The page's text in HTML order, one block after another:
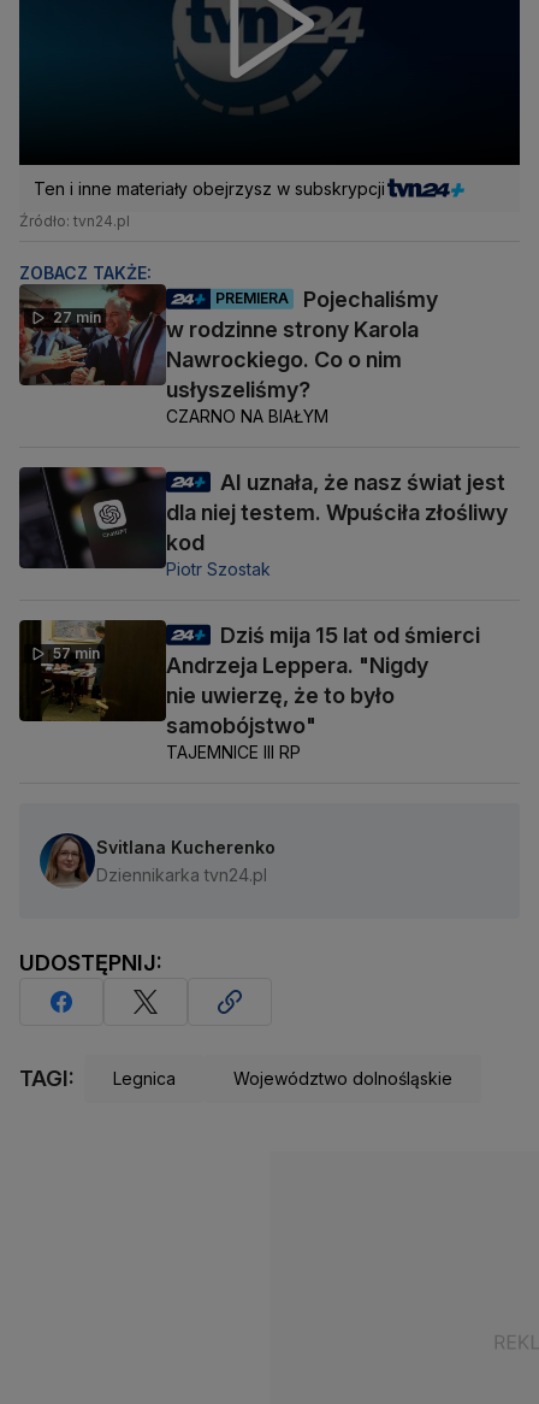
Ten i inne materiały obejrzysz w subskrypcji
Źródło: tvn24.pl
ZOBACZ TAKŻE:
27 min
PREMIERA
Pojechaliśmy
w rodzinne strony Karola
Nawrockiego. Co o nim
usłyszeliśmy?
CZARNO NA BIAŁYM
AI uznała, że nasz świat jest
dla niej testem. Wpuściła złośliwy
kod
Piotr Szostak
57 min
Dziś mija 15 lat od śmierci
Andrzeja Leppera. "Nigdy
nie uwierzę, że to było
samobójstwo"
TAJEMNICE III RP
Svitlana Kucherenko
Dziennikarka tvn24.pl
UDOSTĘPNIJ:
TAGI: Legnica Województwo dolnośląskie